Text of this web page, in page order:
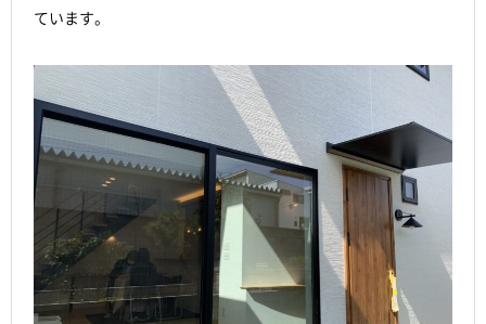
ています。